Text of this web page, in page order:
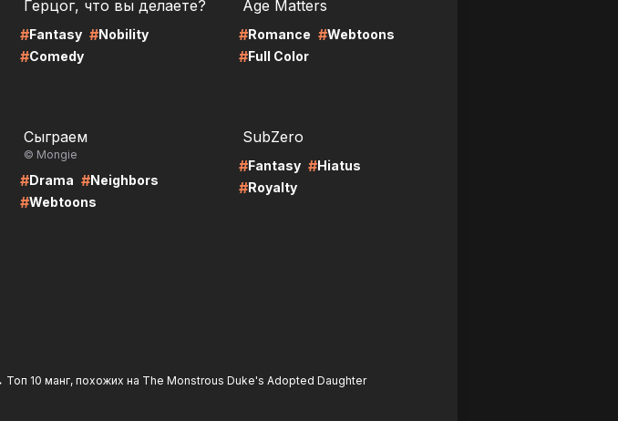
Герцог, что вы делаете?
#Fantasy #Nobility
#Comedy
Age Matters
#Romance #Webtoons
#Full Color
Сыграем
© Mongie
#Drama #Neighbors
#Webtoons
SubZero
#Fantasy #Hiatus
#Royalty
Топ 10 манг, похожих на The Monstrous Duke's Adopted Daughter